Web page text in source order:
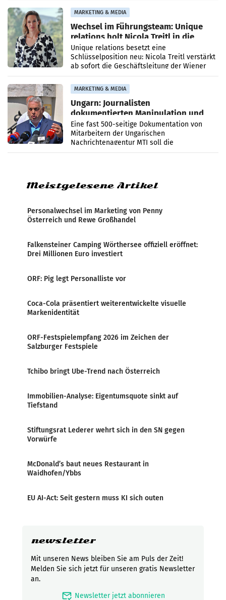
MARKETING & MEDIA
Wechsel im Führungsteam: Unique
relations holt Nicola Treitl in die
Geschäftsleitung
Unique relations besetzt eine
Schlüsselposition neu: Nicola Treitl verstärkt
ab sofort die Geschäftsleitung der Wiener
PR-Agentur an der Seite von Josef Kalina und
Anna Kalina-Mahr.
MARKETING & MEDIA
Ungarn: Journalisten
dokumentierten Manipulation und
Zensur
Eine fast 500-seitige Dokumentation von
Mitarbeitern der Ungarischen
Nachrichtenagentur MTI soll die
systematische Nachrichten-Manipulation und
Meistgelesene Artikel
Personalwechsel im Marketing von Penny
Österreich und Rewe Großhandel
Falkensteiner Camping Wörthersee offiziell eröffnet:
Drei Millionen Euro investiert
ORF: Pig legt Personalliste vor
Coca-Cola präsentiert weiterentwickelte visuelle
Markenidentität
ORF-Festspielempfang 2026 im Zeichen der
Salzburger Festspiele
Tchibo bringt Ube-Trend nach Österreich
Immobilien-Analyse: Eigentumsquote sinkt auf
Tiefstand
Stiftungsrat Lederer wehrt sich in den SN gegen
Vorwürfe
McDonald’s baut neues Restaurant in
Waidhofen/Ybbs
EU AI-Act: Seit gestern muss KI sich outen
newsletter
Mit unseren News bleiben Sie am Puls der Zeit!
Melden Sie sich jetzt für unseren gratis Newsletter
an.
mark_email_read Newsletter jetzt abonnieren